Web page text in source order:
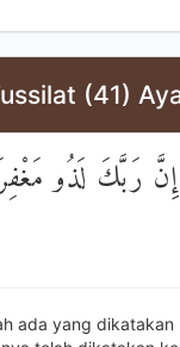
(41)
رَبَّكَ لَذُو
ada yang